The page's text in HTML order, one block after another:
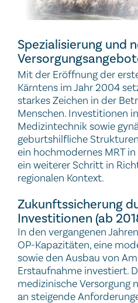
Spezialisierung und
Mit der Eröffnung der
Kärntens im Jahr 2004
starkes Zeichen in der
Menschen. Investitionen
Medizintechnik sowie
geburtshilfliche
ein hochmodernes MRT
ein weiterer Schritt in
regionalen Kontext.
Zukunftssicherung
Investitionen (ab
In den vergangenen
OP-Kapazitäten, eine
sowie den Ausbau von
Erstaufnahme investiert.
medizinische Versorgung
an steigende